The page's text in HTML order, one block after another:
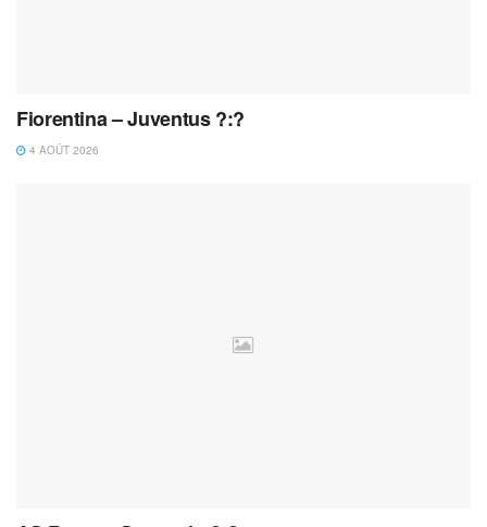
Fiorentina – Juventus ?:?
4 AOÛT 2026